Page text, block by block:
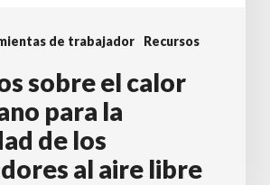
de trabajador Recursos
sobre el calor
para la
de los
al aire libre